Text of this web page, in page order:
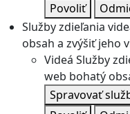
Povoliť
Služby zdieľania
obsah a zvýšiť jeho
Videá Služby
web bohatý
Spravovať